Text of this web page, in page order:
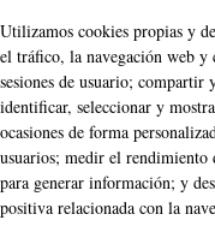
Utilizamos cookies propias y
el tráfico, la navegación web y
sesiones de usuario; compartir
identificar, seleccionar y
ocasiones de forma
usuarios; medir el rendimiento
para generar información; y
positiva relacionada con la